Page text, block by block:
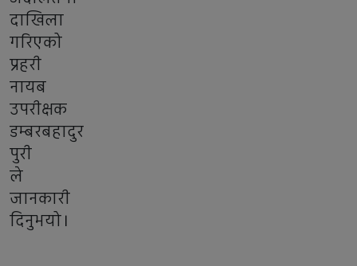
दाखिला
गरिएको
प्रहरी
नायब
उपरीक्षक
डम्बरबहादुर
पुरी
ले
जानकारी
दिनुभयो।